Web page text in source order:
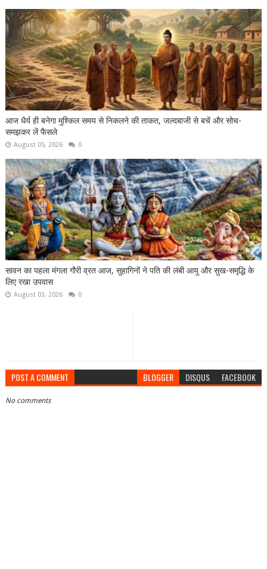
आज धैर्य ही बनेगा मुश्किल समय से निकलने की ताकत, जल्दबाजी से बचें और सोच-
समझकर लें फैसले
August 05, 2026 0
सावन का पहला मंगला गौरी व्रत आज, सुहागिनों ने पति की लंबी आयु और सुख-समृद्धि के
लिए रखा उपवास
August 03, 2026 0
POST A COMMENT BLOGGER DISQUS FACEBOOK
No comments